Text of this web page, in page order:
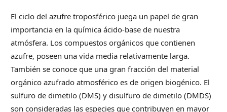
El ciclo del azufre troposférico juega un papel de gran
importancia en la química ácido-base de nuestra
atmósfera. Los compuestos orgánicos que contienen
azufre, poseen una vida media relativamente larga.
También se conoce que una gran fracción del material
orgánico azufrado atmosférico es de origen biogénico. El
sulfuro de dimetilo (DMS) y disulfuro de dimetilo (DMDS)
son consideradas las especies que contribuyen en mayor